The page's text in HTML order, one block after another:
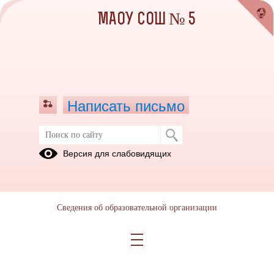
МАОУ СОШ № 5
Написать письмо
Версия для слабовидящих
Сведения об образовательной организации